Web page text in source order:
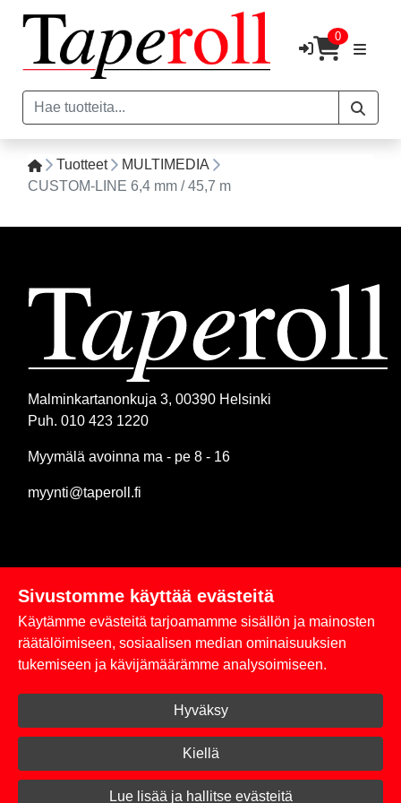
0
Tuotteet
MULTIMEDIA
CUSTOM-LINE 6,4 mm / 45,7 m
Malminkartanonkuja 3, 00390 Helsinki
Puh. 010 423 1220
Myymälä avoinna ma - pe 8 - 16
myynti@taperoll.fi
Linkit
Rekisteriseloste
Toimitus- ja maksuehdot
Kirjaudu sisään
© 2026 Taperoll
Sivustomme käyttää evästeitä
Käytämme evästeitä tarjoamamme sisällön ja mainosten
räätälöimiseen, sosiaalisen median ominaisuuksien
tukemiseen ja kävijämäärämme analysoimiseen.
Hyväksy
Kiellä
Lue lisää ja hallitse evästeitä